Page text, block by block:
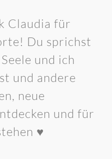
Claudia für
Du sprichst
und ich
und andere
neue
und für
♥️